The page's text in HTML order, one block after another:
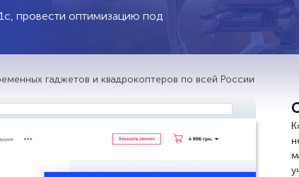
провести оптимизацию под
гаджетов и квадрокоптеров по всей России